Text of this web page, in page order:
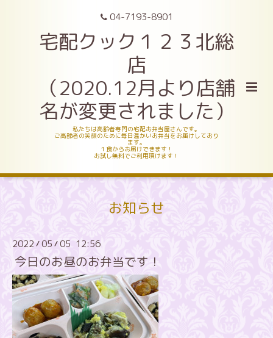
04-7193-8901
宅配クック１２３北総
店
（2020.12月より店舗
名が変更されました）
私たちは高齢者専門の宅配お弁当屋さんです。
ご高齢者の笑顔のために毎日温かいお弁当をお届けしており
ます。
１食からお届けできます！
お試し無料でご利用頂けます！
お知らせ
2022 /05 /05 12:56
今日のお昼のお弁当です！